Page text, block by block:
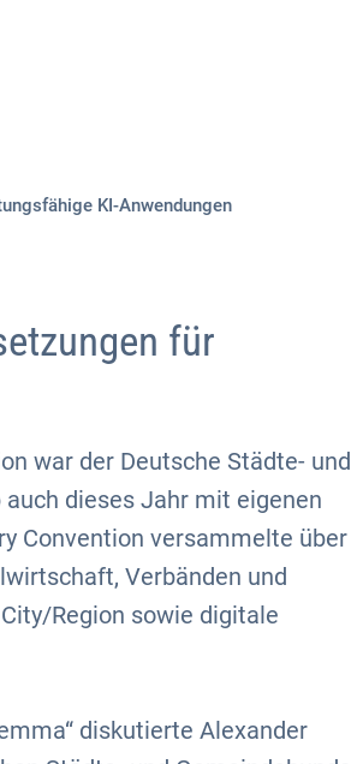
KI-Anwendungen
für
war der Deutsche Städte- und
dieses Jahr mit eigenen
Convention versammelte über
Verbänden und
Region sowie digitale
diskutierte Alexander